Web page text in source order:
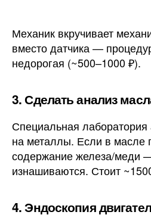
Механик вкручивает
вместо датчика —
недорогая (~500–1000 ₽).
3. Сделать анализ
Специальная
на металлы. Если в масле
содержание железа/меди
изнашиваются. Стоит
4. Эндоскопия